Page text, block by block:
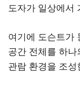
도자가 일상에서
여기에 도슨트가
공간 전체를 하
관람 환경을 조성